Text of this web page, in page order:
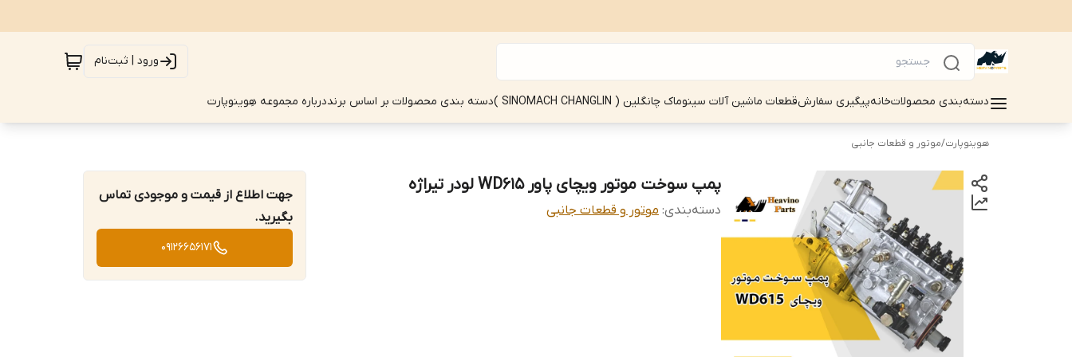
ورود | ثبت‌نام
دسته‌بندی محصولاتخانهپیگیری سفارشقطعات ماشین آلات سینوماک چانگلین ( SINOMACH CHANGLIN ) دسته بندی محصولات بر اساس برنددرباره مجموعه هِوینوپارت
هوینوپارت/موتور و قطعات جانبی
پمپ سوخت موتور ویچای پاور WD615 لودر تیراژه
دسته‌بندی: موتور و قطعات جانبی
جهت اطلاع از قیمت و موجودی تماس
بگیرید.
09126656171